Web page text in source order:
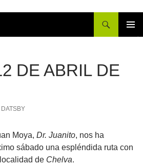
DE ABRIL DE
DATSBY
Moya, Dr. Juanito, nos ha
sábado una espléndida ruta con
de Chelva.